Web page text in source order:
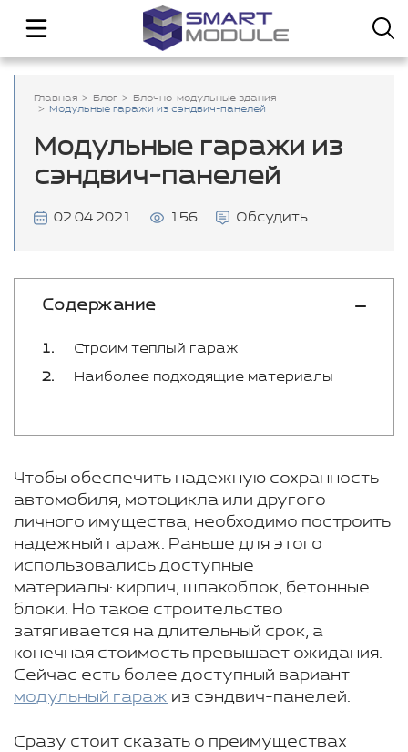
Главная Блог
Блочно-модульные здания
Модульные гаражи из сэндвич-панелей
Модульные гаражи из
сэндвич-панелей
02.04.2021 156 Обсудить
Содержание
Строим теплый гараж
Наиболее подходящие материалы
Чтобы обеспечить надежную сохранность
автомобиля, мотоцикла или другого
личного имущества, необходимо построить
надежный гараж. Раньше для этого
использовались доступные
материалы: кирпич, шлакоблок, бетонные
блоки. Но такое строительство
затягивается на длительный срок, а
конечная стоимость превышает ожидания.
Сейчас есть более доступный вариант –
модульный гараж из сэндвич-панелей.
Сразу стоит сказать о преимуществах